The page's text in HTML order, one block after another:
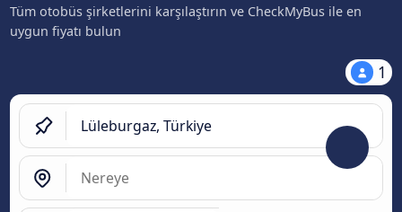
Tüm otobüs şirketlerini karşılaştırın ve CheckMyBus ile en
uygun fiyatı bulun
1